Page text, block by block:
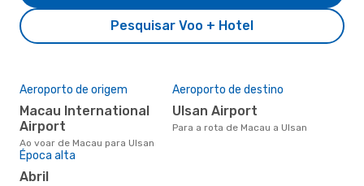
Pesquisar Voo + Hotel
Aeroporto de origem
Macau International
Airport
Ao voar de Macau para Ulsan
Aeroporto de destino
Ulsan Airport
Para a rota de Macau a Ulsan
Época alta
abril